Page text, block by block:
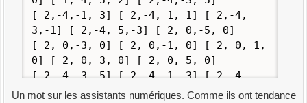
[ 2,-4,-1, 3] [ 2,-4, 1, 1] [ 2,-4,
3,-1] [ 2,-4, 5,-3] [ 2, 0,-5, 0]
[ 2, 0,-3, 0] [ 2, 0,-1, 0] [ 2, 0, 1,
0] [ 2, 0, 3, 0] [ 2, 0, 5, 0]
[ 2, 4,-3,-5] [ 2, 4,-1,-3] [ 2, 4,
1,-1] [ 2, 4, 3, 1] [ 2, 4, 5, 3]
Un mot sur les assistants numériques. Comme ils ont tendance